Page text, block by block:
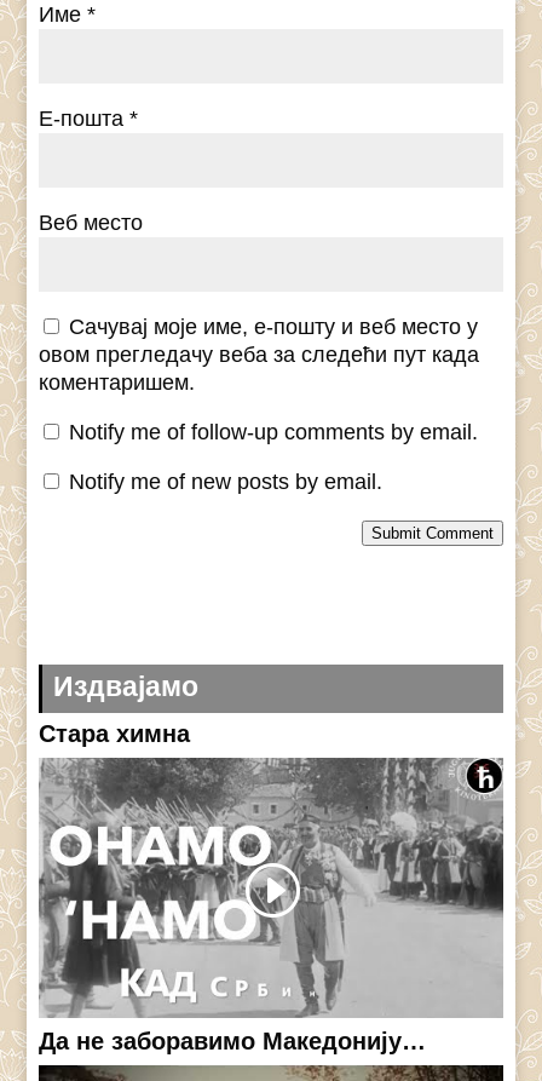
Име*
Е-пошта*
Веб место
Сачувај моје име, е-пошту и веб место у
овом прегледачу веба за следећи пут када
коментаришем.
Notify me of follow-up comments by email.
Notify me of new posts by email.
Submit Comment
Издвајамо
Стара химна
Да не заборавимо Македонију…